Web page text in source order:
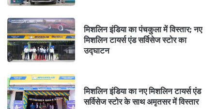
मिशलिन इंडिया का पंचकुला में विस्तार; नए
मिशलिन टायर्स एंड सर्विसेज स्टोर का
उद्घाटन
मिशलिन इंडिया का नए मिशलिन टायर्स एंड
सर्विसेज स्टोर के साथ अमृतसर में विस्तार